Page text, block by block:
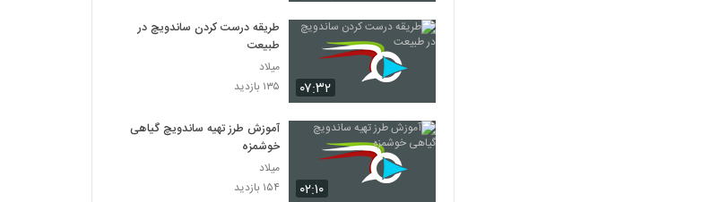
۰۷:۳۲
طریقه درست کردن ساندویچ در
طبیعت
میلاد
۱۳۵ بازدید
۰۲:۱۰
آموزش طرز تهیه ساندویچ گیاهی
خوشمزه
میلاد
۱۵۴ بازدید